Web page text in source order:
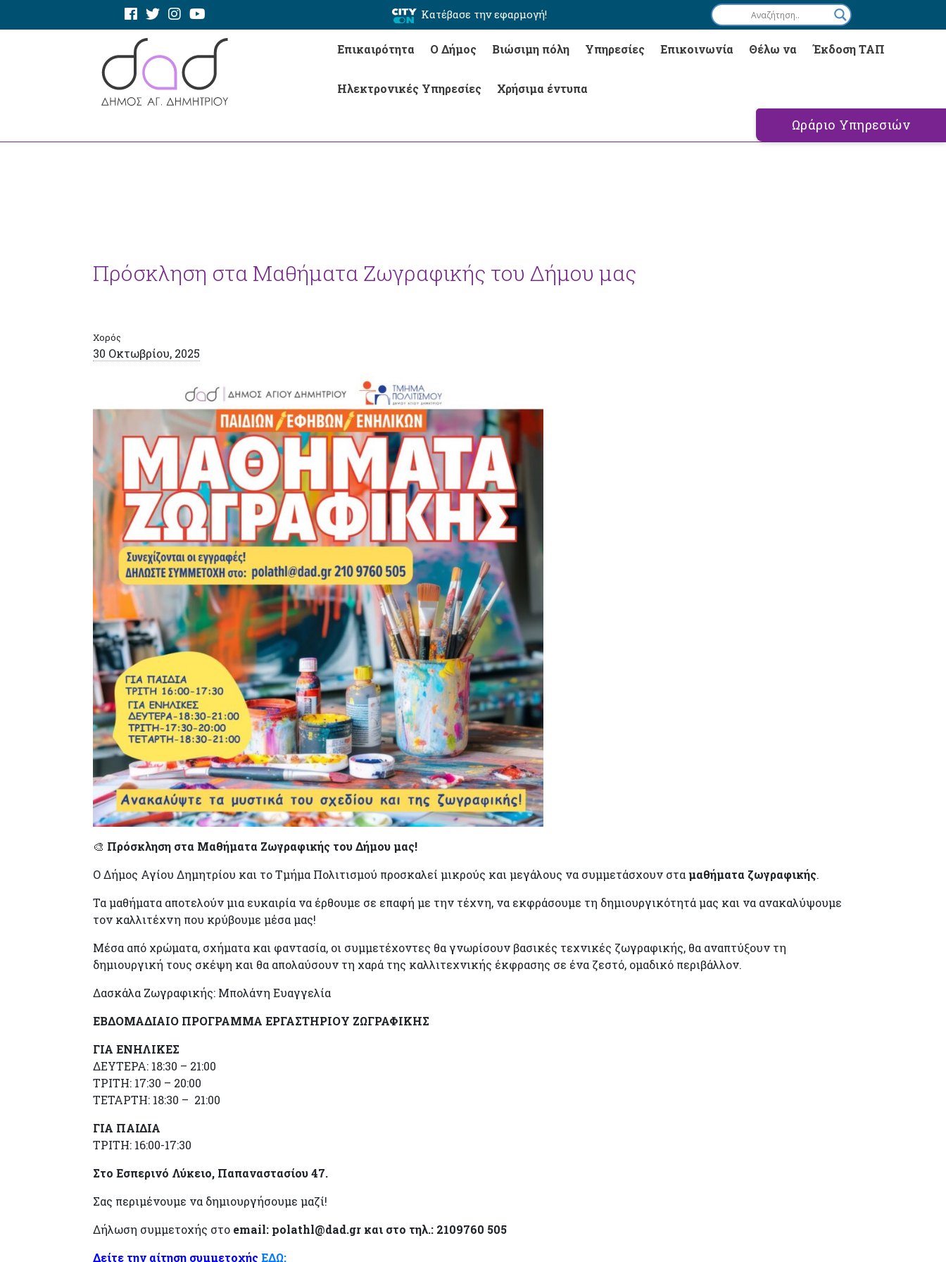
Κατέβασε την εφαρμογή!
Επικαιρότητα Ο Δήμος Βιώσιμη πόλη Υπηρεσίες Επικοινωνία Θέλω να Έκδοση ΤΑΠ
Ηλεκτρονικές Υπηρεσίες Χρήσιμα έντυπα
Ωράριο Υπηρεσιών
Πρόσκληση στα Μαθήματα Ζωγραφικής του Δήμου μας
Χορός
30 Οκτωβρίου, 2025
🎨 Πρόσκληση στα Μαθήματα Ζωγραφικής του Δήμου μας!
Ο Δήμος Αγίου Δημητρίου και το Τμήμα Πολιτισμού προσκαλεί μικρούς και μεγάλους να συμμετάσχουν σταμαθήματα ζωγραφικής.
Τα μαθήματα αποτελούν μια ευκαιρία να έρθουμε σε επαφή με την τέχνη, να εκφράσουμε τη δημιουργικότητά μας και να ανακαλύψουμε
τον καλλιτέχνη που κρύβουμε μέσα μας!
Μέσα από χρώματα, σχήματα και φαντασία, οι συμμετέχοντες θα γνωρίσουν βασικές τεχνικές ζωγραφικής, θα αναπτύξουν τη
δημιουργική τους σκέψη και θα απολαύσουν τη χαρά της καλλιτεχνικής έκφρασης σε ένα ζεστό, ομαδικό περιβάλλον.
Δασκάλα Ζωγραφικής: Μπολάνη Ευαγγελία
ΕΒΔΟΜΑΔΙΑΙΟ ΠΡΟΓΡΑΜΜΑ ΕΡΓΑΣΤΗΡΙΟΥ ΖΩΓΡΑΦΙΚΗΣ
ΓΙΑ ΕΝΗΛΙΚΕΣ
ΔΕΥΤΕΡΑ: 18:30 – 21:00
ΤΡΙΤΗ: 17:30 – 20:00
ΤΕΤΑΡΤΗ: 18:30 – 21:00
ΓΙΑ ΠΑΙΔΙΑ
ΤΡΙΤΗ: 16:00-17:30
Στο Εσπερινό Λύκειο, Παπαναστασίου 47.
Σας περιμένουμε να δημιουργήσουμε μαζί!
Δήλωση συμμετοχής στο email: polathl@dad.gr και στο τηλ.: 2109760 505
Δείτε την αίτηση συμμετοχήςΕΔΩ: